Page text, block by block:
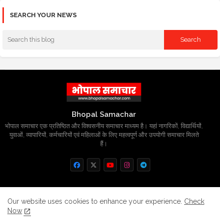
SEARCH YOUR NEWS
Bhopal Samachar
भोपाल समाचार एक प्रतिष्ठित और विश्वसनीय समाचार माध्यम है। यहां नागरिकों, विद्यार्थियों,
युवाओं, व्यापारियों, कर्मचारियों एवं महिलाओं के लिए महत्वपूर्ण और उपयोगी समाचार मिलते
हैं।
Home About Contact us
Privacy Policy
Our website uses cookies to enhance your experience. Check
Now